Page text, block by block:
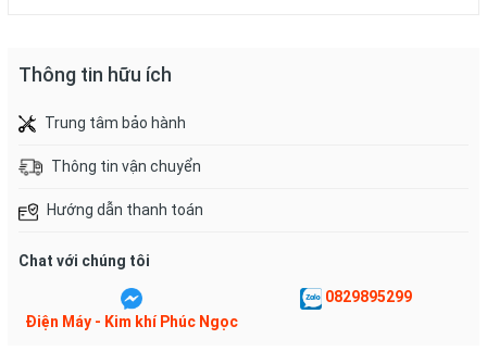
- Công nghệTriple Protector Plus
vì dòng điện dao động liên tục. Tích hợp lớp phủ chống ăn mòn
cũng giúp bảo vệ dàn nóng, vỏ ngoài trong điều kiện khắc
nghiệt.
Thông tin hữu ích
Trung tâm bảo hành
Thông tin vận chuyển
Hướng dẫn thanh toán
Chat với chúng tôi
Điện Máy - Kim khí Phúc Ngọc
0829895299